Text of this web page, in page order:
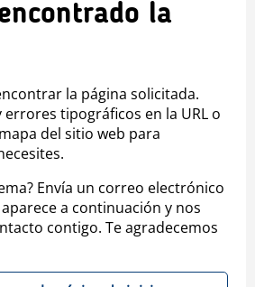
la
la página solicitada.
errores tipográficos en la URL o
del sitio web para
Envía un correo electrónico
a continuación y nos
contigo. Te agradecemos